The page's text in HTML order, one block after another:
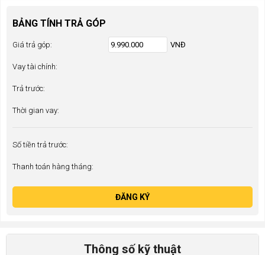
BẢNG TÍNH TRẢ GÓP
Giá trả góp: VNĐ
Vay tài chính:
Trả trước:
Thời gian vay:
Số tiền trả trước:
Thanh toán hàng tháng:
ĐĂNG KÝ
Thông số kỹ thuật